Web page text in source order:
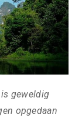
geweldig
opgedaan